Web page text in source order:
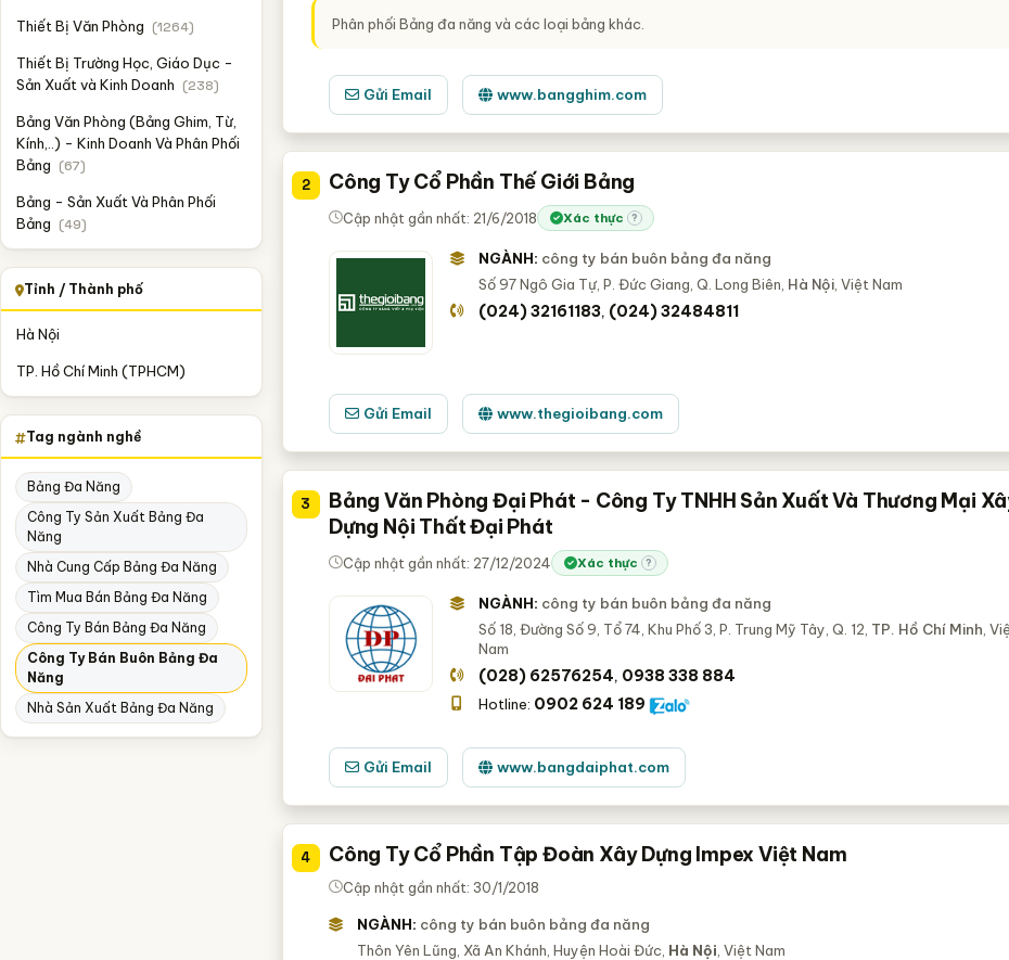
Thiết Bị Văn Phòng (1264)
Thiết Bị Trường Học, Giáo Dục -
Sản Xuất và Kinh Doanh (238)
Bảng Văn Phòng (Bảng Ghim, Từ,
Kính,..) - Kinh Doanh Và Phân Phối
Bảng (67)
Bảng - Sản Xuất Và Phân Phối
Bảng (49)
Tỉnh / Thành phố
Hà Nội
TP. Hồ Chí Minh (TPHCM)
Tag ngành nghề
Bảng Đa Năng
Công Ty Sản Xuất Bảng Đa
Năng
Nhà Cung Cấp Bảng Đa Năng
Tìm Mua Bán Bảng Đa Năng
Công Ty Bán Bảng Đa Năng
Công Ty Bán Buôn Bảng Đa
Năng
Nhà Sản Xuất Bảng Đa Năng
Phân phối Bảng đa năng và các loại bảng khác.
Gửi Email www.bangghim.com
2 Công Ty Cổ Phần Thế Giới Bảng
Cập nhật gần nhất: 21/6/2018 Xác thực ?
NGÀNH: công ty bán buôn bảng đa năng
Số 97 Ngô Gia Tự, P. Đức Giang, Q. Long Biên, Hà Nội , Việt Nam
(024) 32161183, (024) 32484811
Gửi Email www.thegioibang.com
3
Bảng Văn Phòng Đại Phát - Công Ty TNHH Sản Xuất Và Thương Mại
Dựng Nội Thất Đại Phát
Cập nhật gần nhất: 27/12/2024 Xác thực ?
NGÀNH: công ty bán buôn bảng đa năng
Số 18, Đường Số 9, Tổ 74, Khu Phố 3, P. Trung Mỹ Tây, Q. 12, TP. Hồ Chí Minh ,
Nam
(028) 62576254, 0938 338 884
Hotline: 0902 624 189
Gửi Email www.bangdaiphat.com
4 Công Ty Cổ Phần Tập Đoàn Xây Dựng Impex Việt Nam
Cập nhật gần nhất: 30/1/2018
NGÀNH: công ty bán buôn bảng đa năng
Thôn Yên Lũng, Xã An Khánh, Huyện Hoài Đức, Hà Nội , Việt Nam